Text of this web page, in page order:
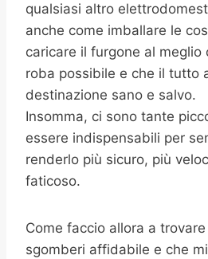
qualsiasi altro
anche come imballare le
caricare il furgone al meglio
roba possibile e che il tutto
destinazione sano e salvo.
Insomma, ci sono tante
essere indispensabili per
renderlo più sicuro, più
faticoso.
Come faccio allora a trovare
sgomberi affidabile e che